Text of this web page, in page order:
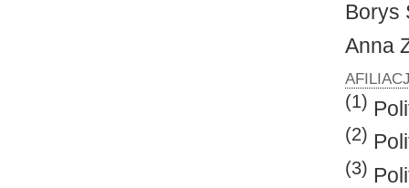
Borys
Anna
(1)
(2)
(3)